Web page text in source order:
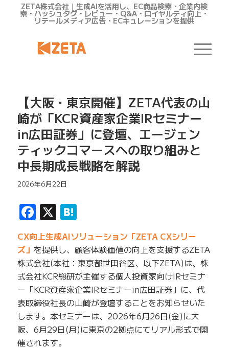
ZETA株式会社｜生成AIを活用し、EC商品検索・企業内検
索・ハッシュタグ・レビュー・Q&A・ロイヤルティ向上・
リテールメディア広告・ECキュレーションを提供
【大阪・東京開催】ZETA代表の山
崎が「KCR資産家企業IRセミナー
in広田証券」に登壇、エージェン
ティックコマースへの取り組みと
中長期成長戦略を解説
2026年6月22日
Facebook
X Hatena
CX向上生成AIソリューション「ZETA CXシリー
ズ」 を提供し、顧客体験価値の向上を支援するZETA
株式会社(本社：東京都世田谷区、以下ZETA)は、株
式会社KCR総研が主催する個人投資家向けIRセミナ
ー「KCR資産家企業IRセミナーin広田証券」に、代
表取締役社長の山崎が登壇することをお知らせいた
します。本セミナーは、2026年6月26日(金)に大
阪、6月29日(月)に東京の2拠点にてリアル形式で開
催されます。